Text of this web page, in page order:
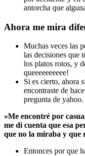
antorcha que
Ahora me mira
Muchas veces las
las decisiones que
los platos rotos, y
queeeeeeeeee!
Si es cierto, ahora
encontraste de
pregunta de yahoo.
«Me encontré por
me di cuenta que esa
que no la miraba y que
Entonces por que